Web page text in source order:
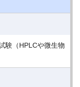
験（HPLCや微生物